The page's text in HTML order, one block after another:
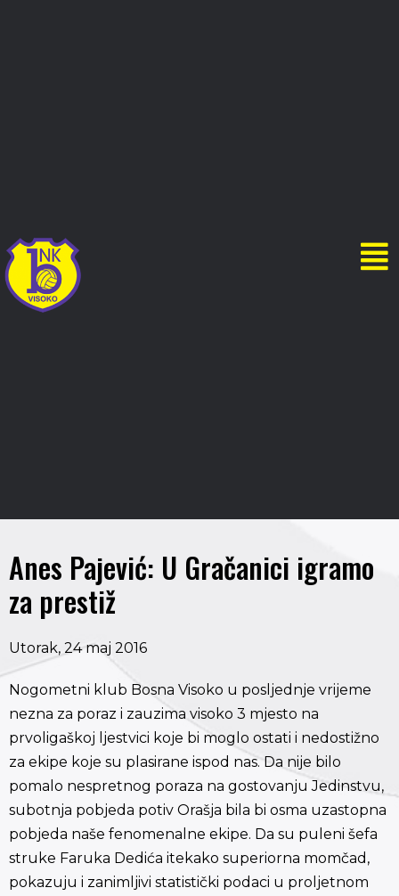
Anes Pajević: U Gračanici igramo
za prestiž
Utorak, 24 maj 2016
Nogometni klub Bosna Visoko u posljednje vrijeme
nezna za poraz i zauzima visoko 3 mjesto na
prvoligaškoj ljestvici koje bi moglo ostati i nedostižno
za ekipe koje su plasirane ispod nas. Da nije bilo
pomalo nespretnog poraza na gostovanju Jedinstvu,
subotnja pobjeda potiv Orašja bila bi osma uzastopna
pobjeda naše fenomenalne ekipe. Da su puleni šefa
struke Faruka Dedića itekako superiorna momčad,
pokazuju i zanimljivi statistički podaci u proljetnom